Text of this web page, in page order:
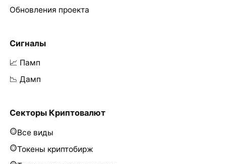
Обновления проекта
Сигналы
📈 Памп
📉 Дамп
Секторы Криптовалют
Все виды
Токены криптобирж